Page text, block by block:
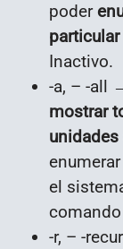
poder
Inactivo.
-a, – -all
mostrar
el
comando
-r, – -